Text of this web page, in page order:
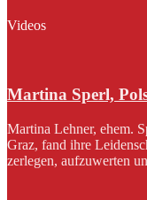
Videos
Martina Sperl,
Martina Lehner, ehem.
Graz, fand ihre
zerlegen, aufzuwerten